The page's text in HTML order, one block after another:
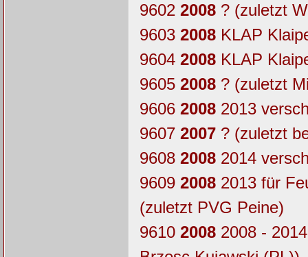
9602 2008? (zuletzt
9603 2008KLAP
9604 2008KLAP
9605 2008? (zuletzt
9606 20082013
9607 2007? (zuletzt
9608 20082014
9609 20082013 für
(zuletzt PVG Peine)
9610 20082008 -